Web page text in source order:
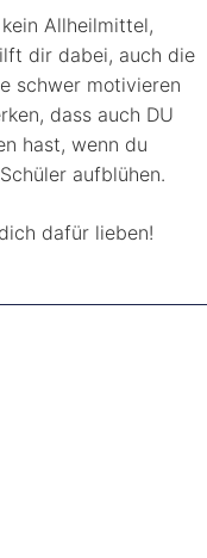
Allheilmittel,
dir dabei, auch die
schwer motivieren
dass auch DU
hast, wenn du
aufblühen.
dafür lieben!